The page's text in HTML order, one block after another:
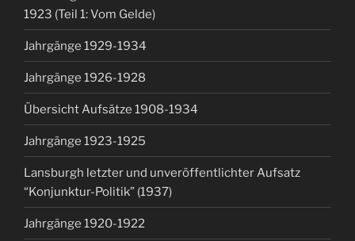
1923 (Teil 1: Vom Gelde)
Jahrgänge 1929-1934
Jahrgänge 1926-1928
Übersicht Aufsätze 1908-1934
Jahrgänge 1923-1925
Lansburgh letzter und unveröffentlichter Aufsatz
“Konjunktur-Politik” (1937)
Jahrgänge 1920-1922